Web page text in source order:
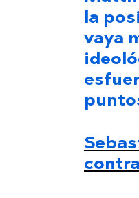
la
vaya
contra